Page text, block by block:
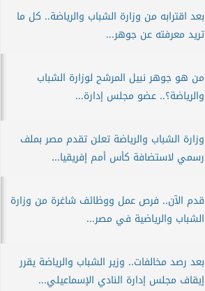
بعد اقترابه من وزارة الشباب والرياضة.. كل ما
تريد معرفته عن جوهر...
من هو جوهر نبيل المرشح لوزارة الشباب
والرياضة؟.. عضو مجلس إدارة...
وزارة الشباب والرياضة تعلن تقدم مصر بملف
رسمي لاستضافة كأس أمم إفريقيا...
قدم الآن.. فرص عمل ووظائف شاغرة من وزارة
الشباب والرياضية في مصر...
بعد رصد مخالفات.. وزير الشباب والرياضة يقرر
إيقاف مجلس إدارة النادي الإسماعيلي...